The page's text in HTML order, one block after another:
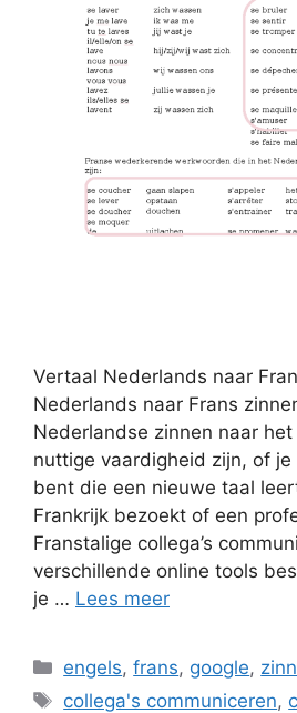
Vertaal Nederlands naar
Nederlands naar Frans
Nederlandse zinnen naar
nuttige vaardigheid zijn, of
bent die een nieuwe taal
Frankrijk bezoekt of een
Franstalige collega’s
verschillende online tools
je … Lees meer
Categorieën
engels,frans, google,
Tags
collega's communiceren,